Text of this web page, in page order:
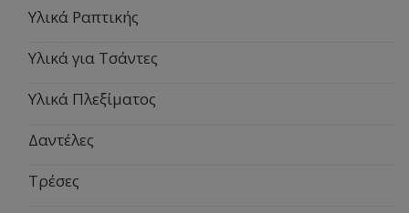
Υλικά Ραπτικής
Υλικά για Τσάντες
Υλικά Πλεξίματος
Δαντέλες
Τρέσες